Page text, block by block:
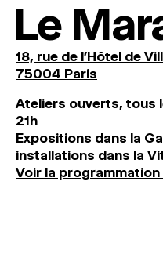
Le
18, rue de l'Hôtel de
75004 Paris
Ateliers ouverts, tous
21h
Expositions dans la
installations dans la
Voir la